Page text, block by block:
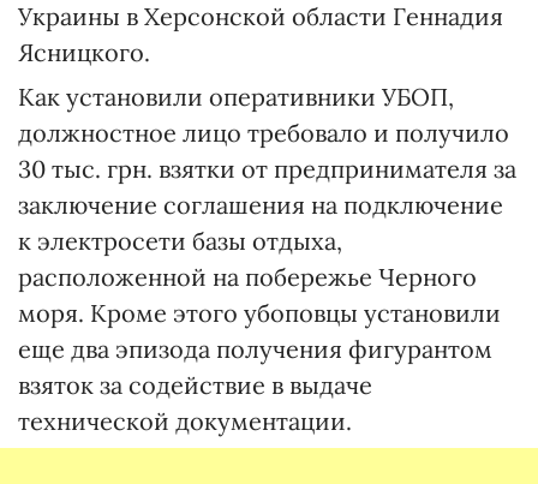
Украины в Херсонской области Геннадия
Ясницкого.
Как установили оперативники УБОП,
должностное лицо требовало и получило
30 тыс. грн. взятки от предпринимателя за
заключение соглашения на подключение
к электросети базы отдыха,
расположенной на побережье Черного
моря. Кроме этого убоповцы установили
еще два эпизода получения фигурантом
взяток за содействие в выдаче
технической документации.